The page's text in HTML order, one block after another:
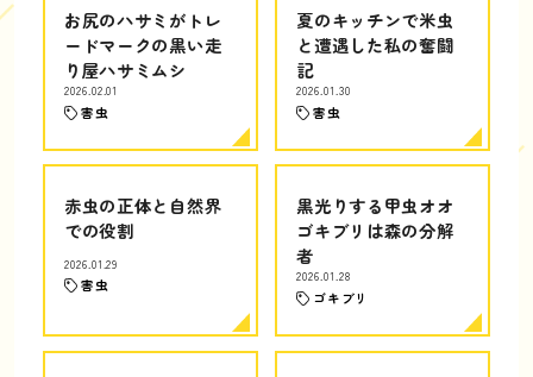
お尻のハサミがトレ
ードマークの黒い走
り屋ハサミムシ
2026.02.01
害虫
夏のキッチンで米虫
と遭遇した私の奮闘
記
2026.01.30
害虫
赤虫の正体と自然界
での役割
2026.01.29
害虫
黒光りする甲虫オオ
ゴキブリは森の分解
者
2026.01.28
ゴキブリ